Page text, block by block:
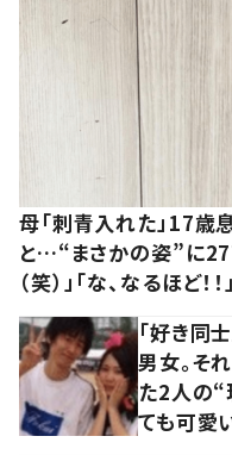
母「刺青入れた」17歳
と…“まさかの姿”に
（笑）」「な、なるほど！！」
「好き同
男女。そ
た2人の
ても可愛